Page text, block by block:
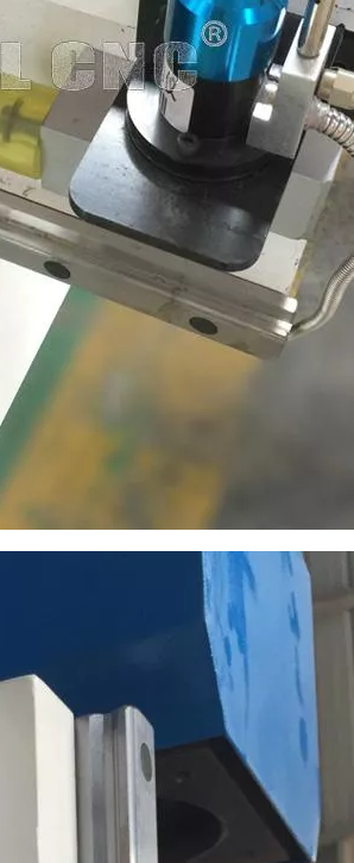
automática del sensor de la herramienta
de software
límite de Japón OMRON para X, Y, eje de Z
rodamiento linear del carril de Hiwin 25#
Type3/UcancameV9/Artcam
Type3/UcancameV9/Artcam